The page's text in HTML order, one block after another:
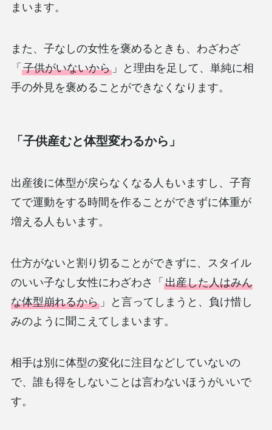
まいます。
また、子なしの女性を褒めるときも、わざわざ
「 子供がいないから」と理由を足して、単純に相
手の外見を褒めることができなくなります。
「子供産むと体型変わるから」
出産後に体型が戻らなくなる人もいますし、子育
てで運動をする時間を作ることができずに体重が
増える人もいます。
仕方がないと割り切ることができずに、スタイル
のいい子なし女性にわざわさ「 出産した人はみん
な体型崩れるから」と言ってしまうと、負け惜し
みのように聞こえてしまいます。
相手は別に体型の変化に注目などしていないの
で、誰も得をしないことは言わないほうがいいで
す。